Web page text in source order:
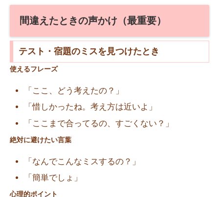
間違えたときの声かけ（最重要）
テスト・宿題のミスを見つけたとき
使えるフレーズ
「ここ、どう考えたの？」
「惜しかったね。考え方は近いよ」
「ここまで合ってるの、すごくない？」
絶対に避けたい言葉
「なんでこんなミスするの？」
「簡単でしょ」
心理的ポイント